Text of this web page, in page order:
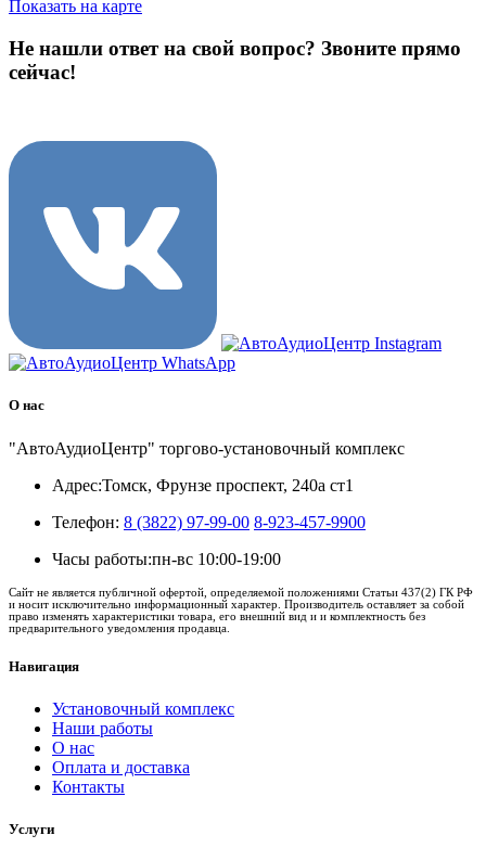
Показать на карте
Не нашли ответ на свой вопрос? Звоните прямо
сейчас!
О нас
"АвтоАудиоЦентр" торгово-установочный комплекс
Адрес:Томск, Фрунзе проспект, 240а ст1
Телефон: 8 (3822) 97-99-00 8-923-457-9900
Часы работы:пн-вс 10:00-19:00
Сайт не является публичной офертой, определяемой положениями Статьи 437(2) ГК РФ
и носит исключительно информационный характер. Производитель оставляет за собой
право изменять характеристики товара, его внешний вид и и комплектность без
предварительного уведомления продавца.
Навигация
Установочный комплекс
Наши работы
О нас
Оплата и доставка
Контакты
Услуги